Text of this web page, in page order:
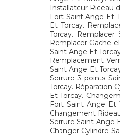
Installateur Rideau
Fort Saint Ange Et
Et Torcay.
Torcay.
Remplacer Gache
Saint Ange Et
Remplacement
Saint Ange Et
Serrure 3 points
Torcay. Réparation
Et Torcay.
Fort Saint Ange Et
Changement
Serrure Saint Ange
Changer Cylindre